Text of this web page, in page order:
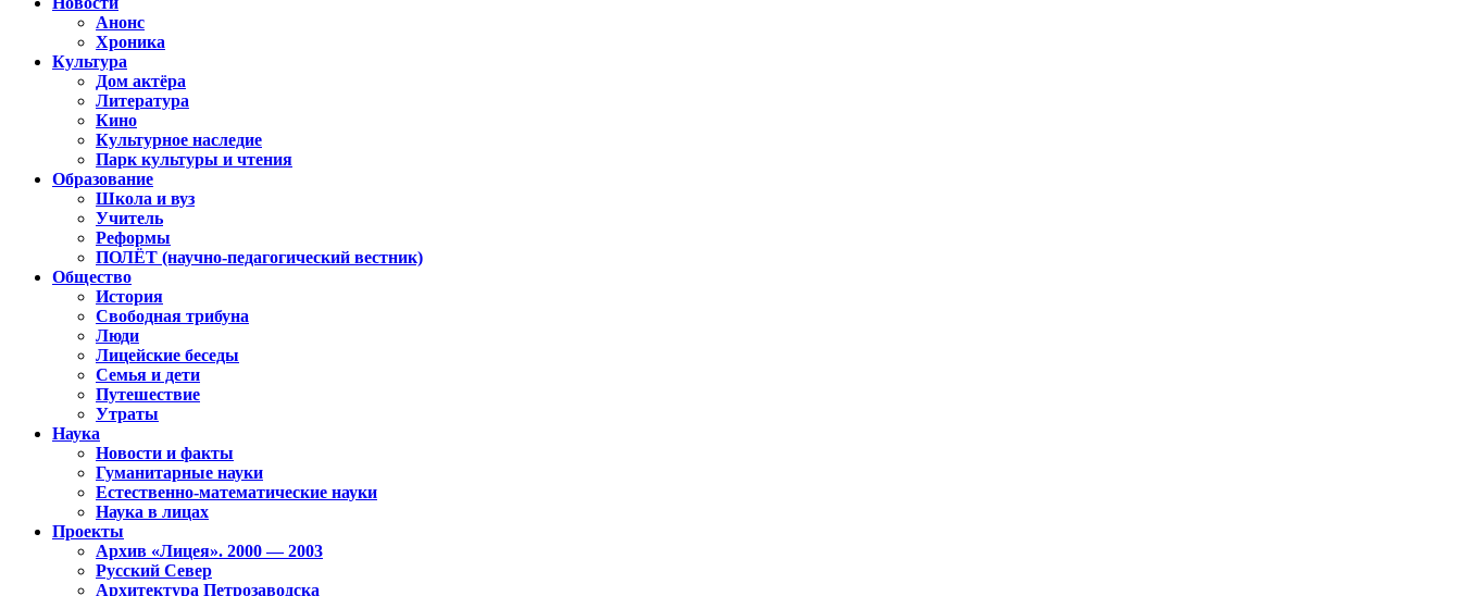
Анонс
Хроника
Культура
Дом актёра
Литература
Кино
Культурное наследие
Парк культуры и чтения
Образование
Школа и вуз
Учитель
Реформы
ПОЛЁТ (научно-педагогический вестник)
Общество
История
Свободная трибуна
Люди
Лицейские беседы
Семья и дети
Путешествие
Утраты
Наука
Новости и факты
Гуманитарные науки
Естественно-математические науки
Наука в лицах
Проекты
Архив «Лицея». 2000 — 2003
Русский Север
Архитектура Петрозаводска